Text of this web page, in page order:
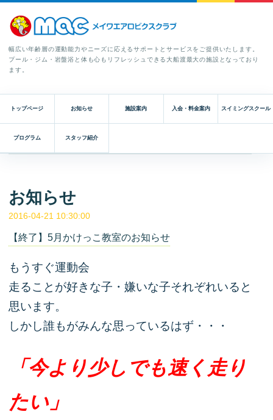
幅広い年齢層の運動能力やニーズに応えるサポートとサービスをご提供いたします。
プール・ジム・岩盤浴と体も心もリフレッシュできる大船渡最大の施設となっており
ます。
トップページ お知らせ 施設案内 入会・料金案内 スイミングスクール
プログラム スタッフ紹介
お知らせ
2016-04-21 10:30:00
【終了】5月かけっこ教室のお知らせ
もうすぐ運動会
走ることが好きな子・嫌いな子それぞれいると
思います。
しかし誰もがみんな思っているはず・・・
「今より少しでも速く走り
たい」